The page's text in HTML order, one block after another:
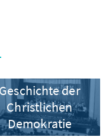
Geschichte der
Christlichen
Demokratie